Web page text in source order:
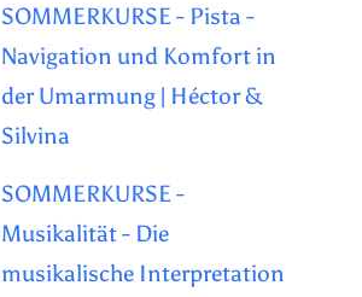
SOMMERKURSE - Pista -
Navigation und Komfort in
der Umarmung | Héctor &
Silvina
SOMMERKURSE -
Musikalität - Die
musikalische Interpretation